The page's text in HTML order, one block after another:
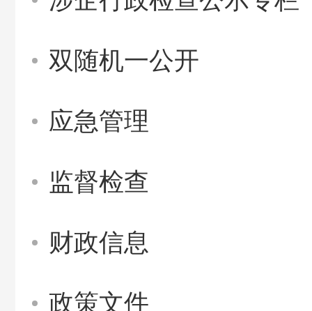
双随机一公开
应急管理
监督检查
财政信息
政策文件